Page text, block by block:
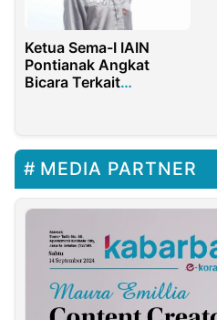
Ketua Sema-I IAIN
Pontianak Angkat
Bicara Terkait
MEDIA PARTNER